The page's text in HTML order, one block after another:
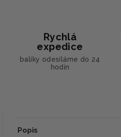
Rychlá
expedice
balíky odesíláme do 24
hodin
Popis